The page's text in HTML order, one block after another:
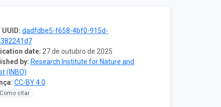
UUID: dadfdbe5-f658-4bf0-915d-
date: 27 de outubro de 2025
by: Research Institute for Nature and
(INBO)
CC-BY 4.0
Como citar